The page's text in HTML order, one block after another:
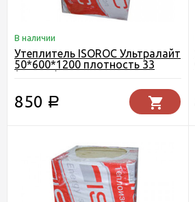
В наличии
Утеплитель ISOROC Ультралайт
50*600*1200 плотность 33
(5.76 м2)
850 Р